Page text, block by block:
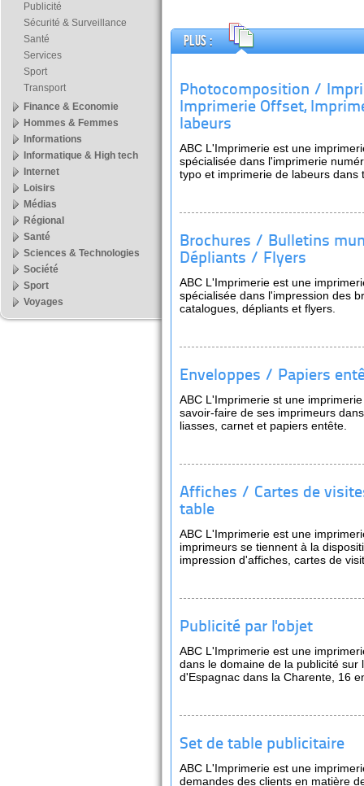
Plus :
Photocomposition /
Imprimerie Offset,
labeurs
ABC L'Imprimerie est une
spécialisée dans l'imprimerie
typo et imprimerie de labeurs dans
Brochures / Bulletins
Dépliants / Flyers
ABC L'Imprimerie est une
spécialisée dans l'impression des
catalogues, dépliants et flyers.
Enveloppes / Papiers
ABC L'Imprimerie st une
savoir-faire de ses imprimeurs
liasses, carnet et papiers entête.
Affiches / Cartes de
table
ABC L'Imprimerie est une
imprimeurs se tiennent à la
impression d'affiches, cartes de
Publicité par l'objet
ABC L'Imprimerie est une
dans le domaine de la publicité sur
d'Espagnac dans la Charente, 16
Set de table publicitaire
ABC L'Imprimerie est une
demandes des clients en matière
Publicité
Sécurité & Surveillance
Santé
Services
Sport
Transport
Finance & Economie
Hommes & Femmes
Informations
Informatique & High tech
Internet
Loisirs
Médias
Régional
Santé
Sciences & Technologies
Société
Sport
Voyages